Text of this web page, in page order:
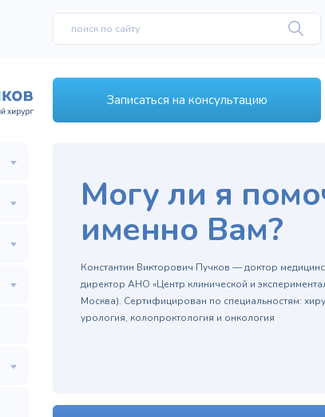
Записаться на консультацию
Могу ли я
именно Вам?
Константин Викторович Пучков — доктор
директор АНО «Центр клинической и
Москва). Сертифицирован по специальностям:
урология, колопроктология и онкология